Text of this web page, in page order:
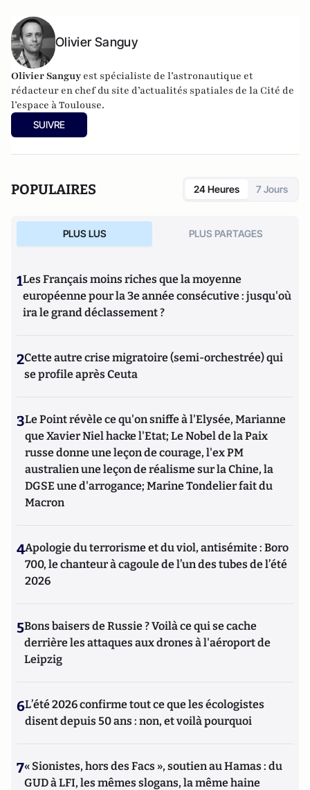
Olivier Sanguy
Olivier Sanguy est spécialiste de l’astronautique et
rédacteur en chef du site d’actualités spatiales de la Cité de
l’espace à Toulouse.
SUIVRE
POPULAIRES 24 Heures 7 Jours
PLUS LUS PLUS PARTAGES
1Les Français moins riches que la moyenne
européenne pour la 3e année consécutive : jusqu'où
ira le grand déclassement ?
2Cette autre crise migratoire (semi-orchestrée) qui
se profile après Ceuta
3Le Point révèle ce qu'on sniffe à l'Elysée, Marianne
que Xavier Niel hacke l'Etat; Le Nobel de la Paix
russe donne une leçon de courage, l'ex PM
australien une leçon de réalisme sur la Chine, la
DGSE une d'arrogance; Marine Tondelier fait du
Macron
4Apologie du terrorisme et du viol, antisémite : Boro
700, le chanteur à cagoule de l’un des tubes de l’été
2026
5Bons baisers de Russie ? Voilà ce qui se cache
derrière les attaques aux drones à l'aéroport de
Leipzig
6L’été 2026 confirme tout ce que les écologistes
disent depuis 50 ans : non, et voilà pourquoi
7« Sionistes, hors des Facs », soutien au Hamas : du
GUD à LFI, les mêmes slogans, la même haine